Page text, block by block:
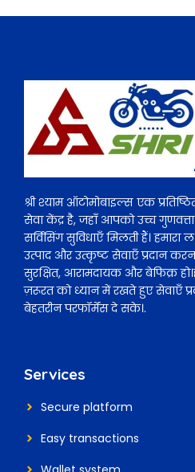
श्री श्याम ऑटोमोबाइल्स एक
सेवा केंद्र है, जहाँ आपको उच्च
सर्विसिंग सुविधाएँ मिलती हैं। हमारा
उत्पाद और उत्कृष्ट सेवाएँ प्रदान
सुरक्षित, आरामदायक और बेफिक्र
ज़रूरत को ध्यान में रखते हुए सेवाएँ
बेहतरीन परफॉर्मेंस दे सके।.
Services
Secure platform
Easy transactions